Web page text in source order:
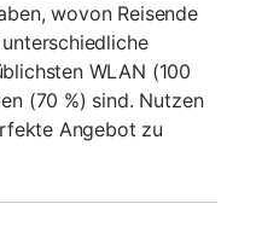
wovon Reisende
WLAN (100
(70 %) sind. Nutzen
Angebot zu